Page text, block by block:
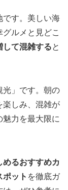
です。美しい海
ルメと見どこ
して混雑すると
光」です。朝の
楽しみ、混雑が
力を最大限に
るおすすめカ
ット を徹底ガ